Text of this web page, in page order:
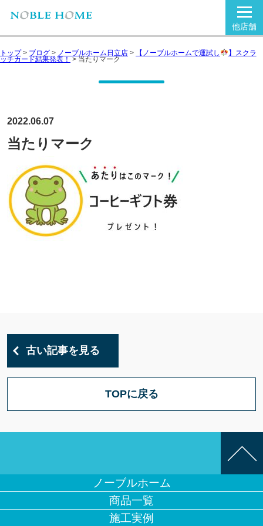
他店舗
トップ> ブログ > ノーブルホーム日立店 > 【ノーブルホームで運試し 】スクラ
ッチカード結果発表！>当たりマーク
2022.06.07
当たりマーク
古い記事を見る
TOPに戻る
ノーブルホーム
商品一覧
施工実例